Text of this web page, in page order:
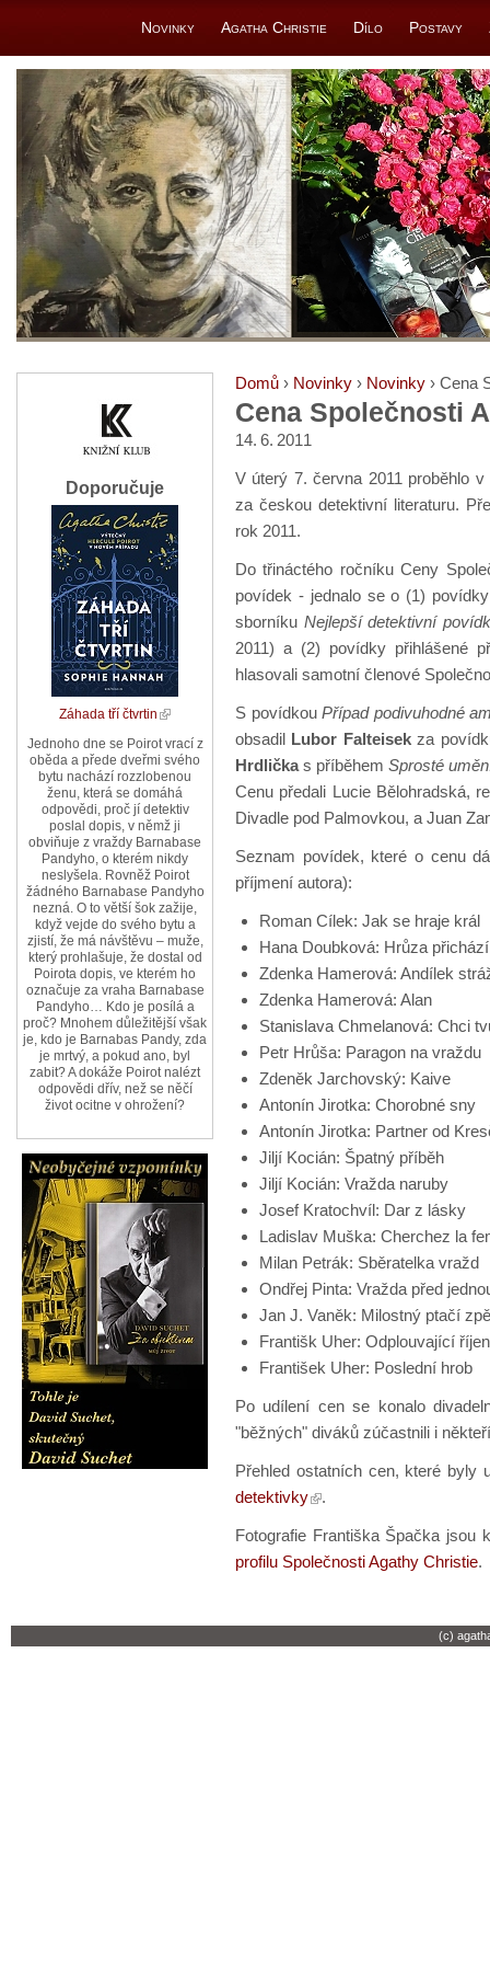
Novinky Agatha Christie Dílo Postavy
Domů › Novinky › Novinky › Cena
Cena Společnosti
14. 6. 2011
V úterý 7. června 2011 proběhlo
za českou detektivní literaturu.
rok 2011.
Do třináctého ročníku Ceny
povídek - jednalo se o (1)
sborníku Nejlepší detektivní
2011) a (2) povídky přihlášené
hlasovali samotní členové
S povídkouPřípad podivuhodné
obsadil Lubor Falteisekza
Hrdličkas příběhem Sprosté
Cenu předali Lucie Bělohradská,
Divadle pod Palmovkou, a Juan
Seznam povídek, které o cenu
příjmení autora):
Roman Cílek: Jak se hraje král
Hana Doubková: Hrůza
Zdenka Hamerová: Andílek
Zdenka Hamerová: Alan
Stanislava Chmelanová: Chci
Petr Hrůša: Paragon na vraždu
Zdeněk Jarchovský: Kaive
Antonín Jirotka: Chorobné sny
Antonín Jirotka: Partner od
Jiljí Kocián: Špatný příběh
Jiljí Kocián: Vražda naruby
Josef Kratochvíl: Dar z lásky
Ladislav Muška: Cherchez la
Milan Petrák: Sběratelka vražd
Ondřej Pinta: Vražda před
Jan J. Vaněk: Milostný ptačí
Františk Uher: Odplouvající říjen
František Uher: Poslední hrob
Po udílení cen se konalo
"běžných" diváků zúčastnili i
Přehled ostatních cen, které byly
detektivky
.
Fotografie Františka Špačka jsou
profilu Společnosti Agathy Christie.
Doporučuje
Záhada tří čtvrtin
Jednoho dne se Poirot vrací z
oběda a přede dveřmi svého
bytu nachází rozzlobenou
ženu, která se domáhá
odpovědi, proč jí detektiv
poslal dopis, v němž ji
obviňuje z vraždy Barnabase
Pandyho, o kterém nikdy
neslyšela. Rovněž Poirot
žádného Barnabase Pandyho
nezná. O to větší šok zažije,
když vejde do svého bytu a
zjistí, že má návštěvu – muže,
který prohlašuje, že dostal od
Poirota dopis, ve kterém ho
označuje za vraha Barnabase
Pandyho… Kdo je posílá a
proč? Mnohem důležitější však
je, kdo je Barnabas Pandy, zda
je mrtvý, a pokud ano, byl
zabit? A dokáže Poirot nalézt
odpovědi dřív, než se něčí
život ocitne v ohrožení?
(c)